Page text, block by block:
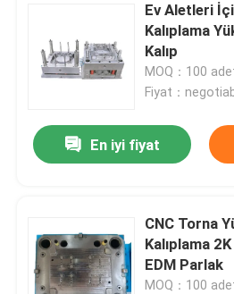
Ev Aletleri
Kalıplama
Kalıp
MOQ：100
Fiyat：
En iyi fiyat
CNC Torna
Kalıplama
EDM Parlak
MOQ：100